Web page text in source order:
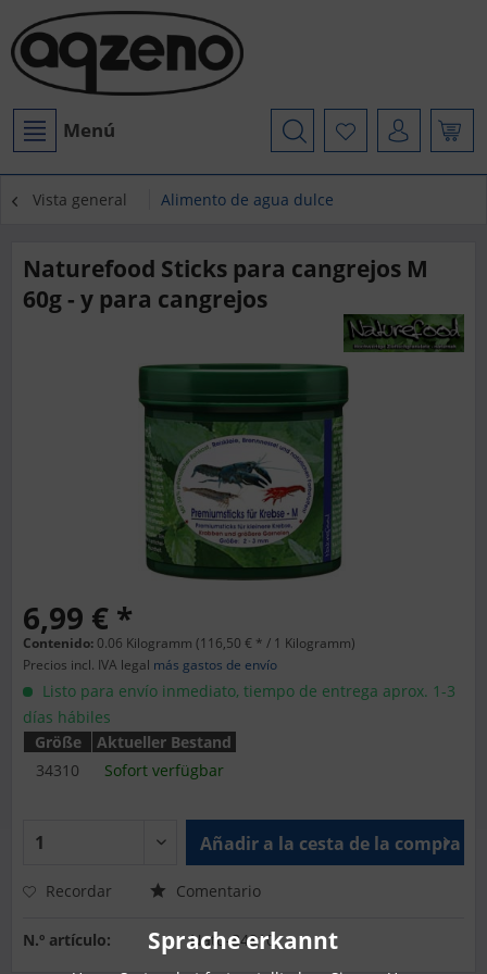
Menú
Vista general Alimento de agua dulce
Naturefood Sticks para cangrejos M
60g - y para cangrejos
6,99 € *
Contenido: 0.06 Kilogramm (116,50 € * / 1 Kilogramm)
Precios incl. IVA legal más gastos de envío
Listo para envío inmediato, tiempo de entrega aprox. 1-3
días hábiles
Größe
Aktueller Bestand
34310
Sofort verfügbar
Añadir a la cesta de la compra
Recordar Comentario
N.º artículo: Natu-34310
Sprache erkannt